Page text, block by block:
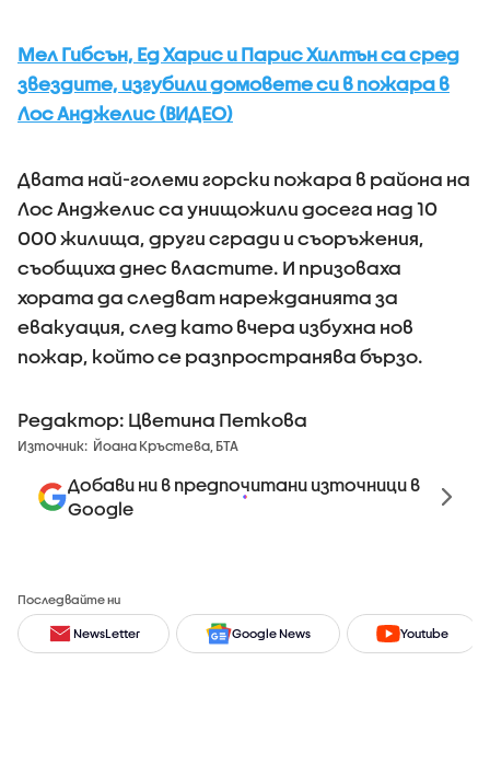
Мел Гибсън, Ед Харис и Парис Хилтън са сред
звездите, изгубили домовете си в пожара в
Лос Анджелис (ВИДЕО)
Двата най-големи горски пожара в района на
Лос Анджелис са унищожили досега над 10
000 жилища, други сгради и съоръжения,
съобщиха днес властите. И призоваха
хората да следват нарежданията за
евакуация, след като вчера избухна нов
пожар, който се разпространява бързо.
Редактор: Цветина Петкова
Източник: Йоана Кръстева, БТА
Добави ни в предпочитани източници в
Google
Последвайте ни
NewsLetter Google News Youtube